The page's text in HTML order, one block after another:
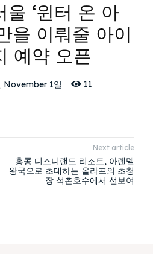
‘윈터 온 아
을 이뤄줄 아이
예약 오픈
November 1일 11
Next article
홍콩 디즈니랜드 리조트, 아렌델
왕국으로 초대하는 올라프의 초청
장 석촌호수에서 선보여